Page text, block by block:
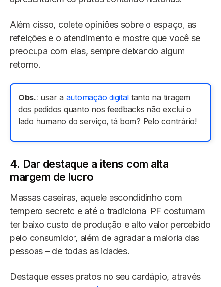
Além disso, colete opiniões sobre o espaço, as
refeições e o atendimento e mostre que você se
preocupa com elas, sempre deixando algum
retorno.
Obs.: usar a automação digital tanto na tiragem
dos pedidos quanto nos feedbacks não exclui o
lado humano do serviço, tá bom? Pelo contrário!
4. Dar destaque a itens com alta
margem de lucro
Massas caseiras, aquele escondidinho com
tempero secreto e até o tradicional PF costumam
ter baixo custo de produção e alto valor percebido
pelo consumidor, além de agradar a maioria das
pessoas – de todas as idades.
Destaque esses pratos no seu cardápio, através